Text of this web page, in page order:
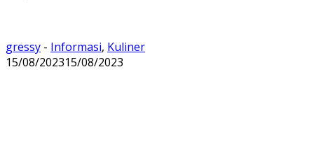
gressy - Informasi, Kuliner
15/08/202315/08/2023